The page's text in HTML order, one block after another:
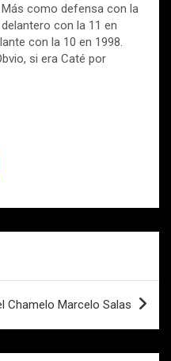
Más como defensa con la
con la 11 en
con la 10 en 1998.
si era Caté por
tirChamelo Marcelo Salas